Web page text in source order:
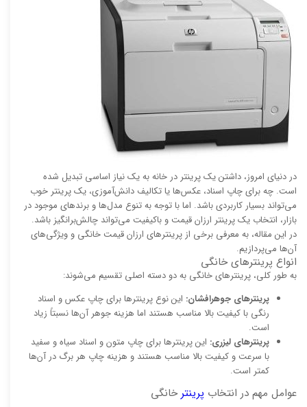
در دنیای امروز، داشتن یک پرینتر در خانه به یک نیاز اساسی تبدیل شده
است. چه برای چاپ اسناد، عکس‌ها یا تکالیف دانش‌آموزی، یک پرینتر خوب
می‌تواند بسیار کاربردی باشد. اما با توجه به تنوع مدل‌ها و برندهای موجود در
بازار، انتخاب یک پرینتر ارزان قیمت و باکیفیت می‌تواند چالش‌برانگیز باشد.
در این مقاله، به معرفی برخی از پرینترهای ارزان قیمت خانگی و ویژگی‌های
آن‌ها می‌پردازیم.
انواع پرینترهای خانگی
به طور کلی، پرینترهای خانگی به دو دسته اصلی تقسیم می‌شوند:
پرینترهای جوهرافشان: این نوع پرینترها برای چاپ عکس و اسناد
رنگی با کیفیت بالا مناسب هستند اما هزینه جوهر آن‌ها نسبتاً زیاد
است.
پرینترهای لیزری: این پرینترها برای چاپ متون و اسناد سیاه و سفید
با سرعت و کیفیت بالا مناسب هستند و هزینه چاپ هر برگ در آن‌ها
کمتر است.
عوامل مهم در انتخاب پرینترخانگی